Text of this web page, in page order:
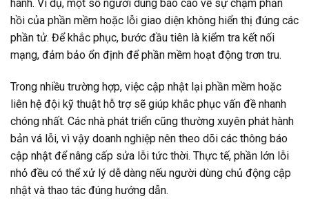
hành. Ví dụ, một số người dùng báo cáo về sự chậm phản
hồi của phần mềm hoặc lỗi giao diện không hiển thị đúng các
phần tử. Để khắc phục, bước đầu tiên là kiểm tra kết nối
mạng, đảm bảo ổn định để phần mềm hoạt động trơn tru.
Trong nhiều trường hợp, việc cập nhật lại phần mềm hoặc
liên hệ đội kỹ thuật hỗ trợ sẽ giúp khắc phục vấn đề nhanh
chóng nhất. Các nhà phát triển cũng thường xuyên phát hành
bản vá lỗi, vì vậy doanh nghiệp nên theo dõi các thông báo
cập nhật để nâng cấp sửa lỗi tức thời. Thực tế, phần lớn lỗi
nhỏ đều có thể xử lý dễ dàng nếu người dùng chủ động cập
nhật và thao tác đúng hướng dẫn.